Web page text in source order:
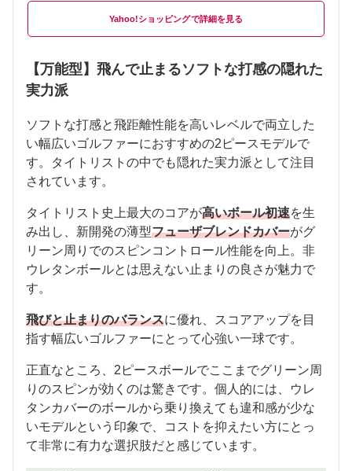
Yahoo!ショッピング
【万能型】飛んで止まるソフトな打感の隠れた
実力派
ソフトな打感と飛距離性能を高いレベルで両立した
い幅広いゴルファーにおすすめの2ピースモデルで
す。タイトリストの中でも隠れた実力派として注目
されています。
タイトリスト史上最大のコアが高いボール初速を生
み出し、新開発の薄型フューザブレンドカバーがグ
リーン周りでのスピンコントロール性能を向上。非
ウレタンボールとは思えない止まりの良さが魅力で
す。
飛びと止まりのバランスに優れ、スコアアップを目
指す幅広いゴルファーにとって心強い一球です。
正直なところ、2ピースボールでここまでグリーン周
りのスピンが効くのは驚きです。個人的には、ウレ
タンカバーのボールから乗り換えても違和感が少な
いモデルという印象で、コストを抑えたい方にとっ
て非常に有力な選択肢だと感じています。